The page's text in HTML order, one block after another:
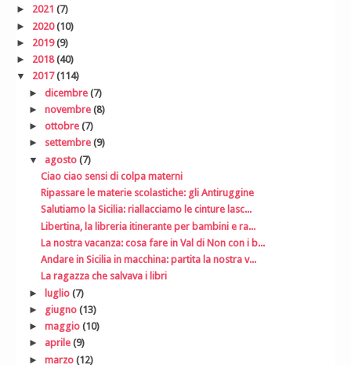
► 2021 (7)
► 2020(10)
► 2019(9)
► 2018(40)
▼ 2017(114)
► dicembre (7)
► novembre (8)
► ottobre (7)
► settembre (9)
▼ agosto (7)
Ciao ciao sensi di colpa materni
Ripassare le materie scolastiche: gli Antiruggine
Salutiamo la Sicilia: riallacciamo le cinture lasc...
Libertina, la libreria itinerante per bambini e ra...
La nostra vacanza: cosa fare in Val di Non con i b...
Andare in Sicilia in macchina: partita la nostra v...
La ragazza che salvava i libri
► luglio (7)
► giugno (13)
► maggio (10)
► aprile (9)
► marzo (12)